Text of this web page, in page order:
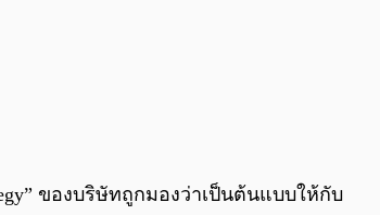
ของบริษัทถูกมองว่าเป็นต้นแบบให้กับ